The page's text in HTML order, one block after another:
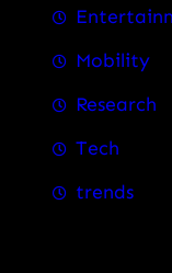
Mobility
Research
Tech
trends